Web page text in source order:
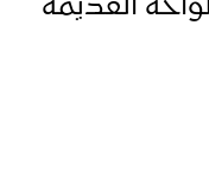
القديمة